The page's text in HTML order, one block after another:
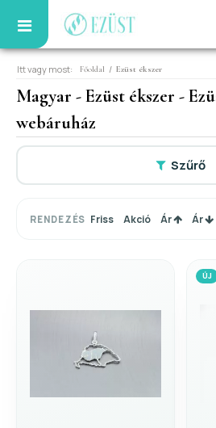
Itt vagy most: Főoldal / Ezüst ékszer
Magyar - Ezüst ékszer -
webáruház
Szűrő
RENDEZÉS Friss Akció Ár Ár
ÚJ